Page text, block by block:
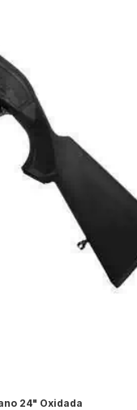
24" Oxidada